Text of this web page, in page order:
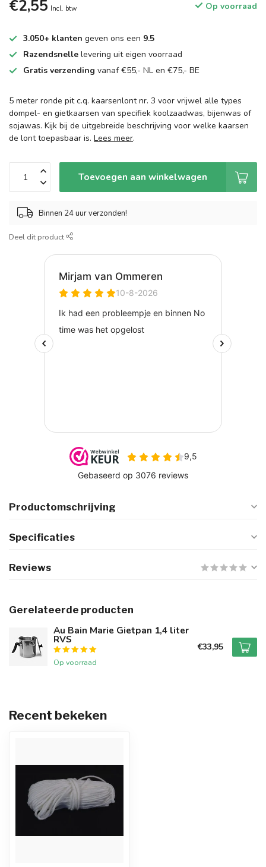
€2,55 Incl. btw Op voorraad
3.050+ klanten geven ons een 9.5
Razendsnelle levering uit eigen voorraad
Gratis verzending vanaf €55,- NL en €75,- BE
5 meter ronde pit c.q. kaarsenlont nr. 3 voor vrijwel alle types
dompel- en gietkaarsen van specifiek koolzaadwas, bijenwas of
sojawas. Kijk bij de uitgebreide beschrijving voor welke kaarsen
de lont toepasbaar is. Lees meer.
Toevoegen aan winkelwagen
Binnen 24 uur verzonden!
Deel dit product
Productomschrijving
Specificaties
Reviews
Gerelateerde producten
Au Bain Marie Gietpan 1,4 liter
RVS
Op voorraad
€33,95
Recent bekeken